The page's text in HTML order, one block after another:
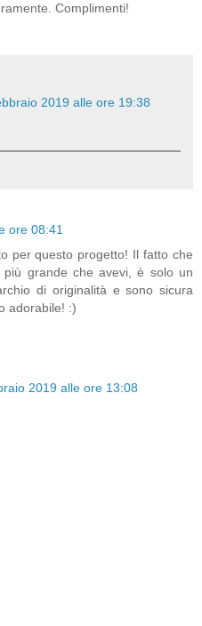
Complimenti!
2019 alle ore 19:38
ore 08:41
per questo progetto! Il fatto che
grande che avevi, è solo un
di originalità e sono sicura
adorabile! :)
2019 alle ore 13:08